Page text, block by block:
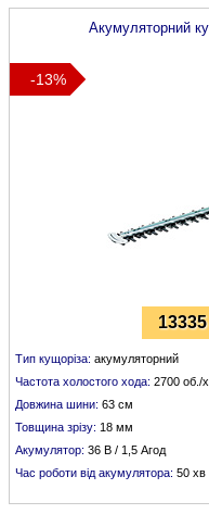
Акумуляторний
-13%
13335
Тип кущоріза: акумуляторний
Частота холостого хода: 2700 об./
Довжина шини: 63 см
Товщина зрізу: 18 мм
Акумулятор: 36 В / 1,5 Агод
Час роботи від акумулятора: 50 хв